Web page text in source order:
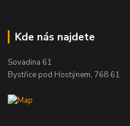
Kde nás najdete
Sovadina 61
Bystřice pod Hostýnem, 768 61